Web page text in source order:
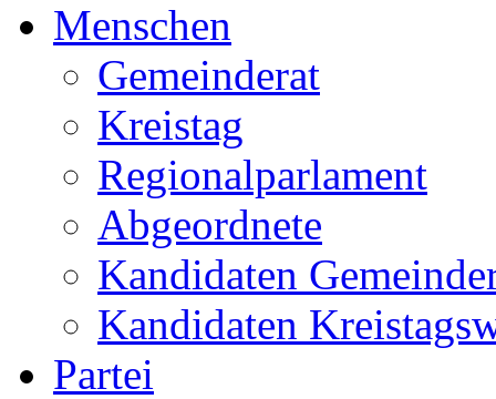
Menschen
Gemeinderat
Kreistag
Regionalparlament
Abgeordnete
Kandidaten
Kandidaten
Partei